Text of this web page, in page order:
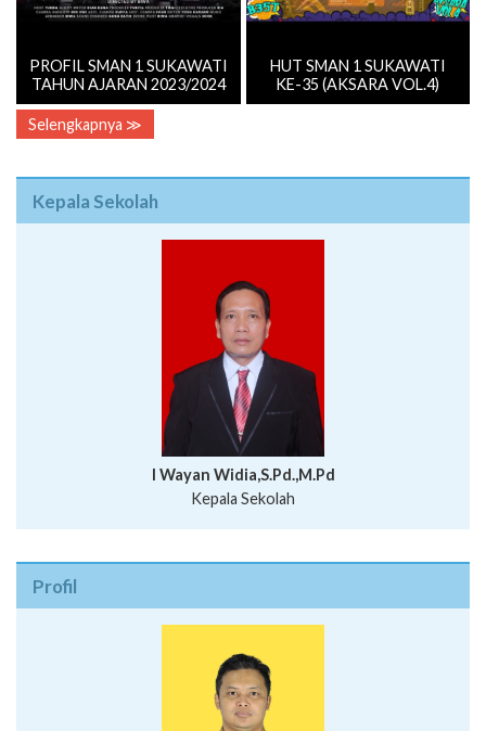
PROFIL SMAN 1 SUKAWATI
TAHUN AJARAN 2023/2024
HUT SMAN 1 SUKAWATI
KE-35 (AKSARA VOL.4)
Selengkapnya ≫
Kepala Sekolah
I Wayan Widia,S.Pd.,M.Pd
Kepala Sekolah
Profil